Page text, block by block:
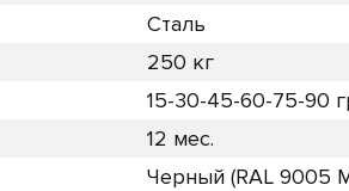
Сталь
250 кг
15-30-45-60-75-90
12 мес.
Черный (RAL 9005